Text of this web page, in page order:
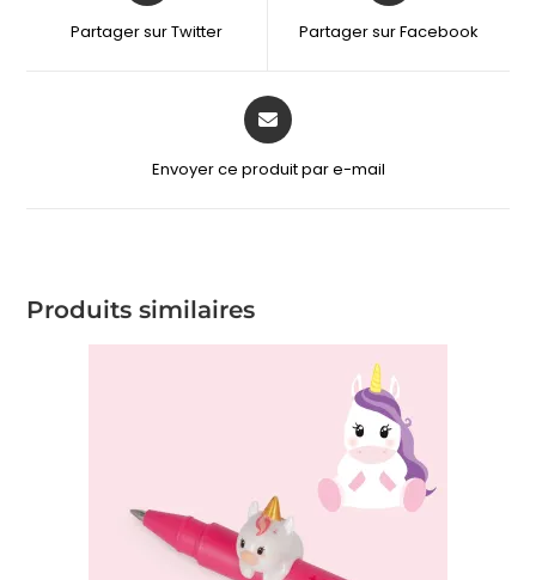
Partager sur Twitter Partager sur Facebook
Envoyer ce produit par e-mail
Produits similaires